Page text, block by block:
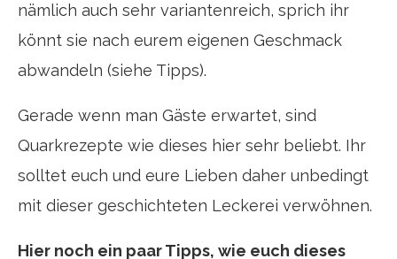
nämlich auch sehr variantenreich, sprich ihr
könnt sie nach eurem eigenen Geschmack
abwandeln (siehe Tipps).
Gerade wenn man Gäste erwartet, sind
Quarkrezepte wie dieses hier sehr beliebt. Ihr
solltet euch und eure Lieben daher unbedingt
mit dieser geschichteten Leckerei verwöhnen.
Hier noch ein paar Tipps, wie euch dieses